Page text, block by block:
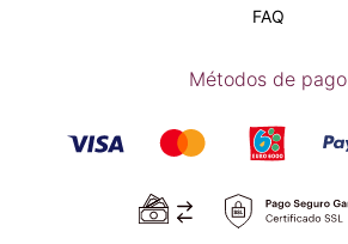
FAQ
Métodos de pago